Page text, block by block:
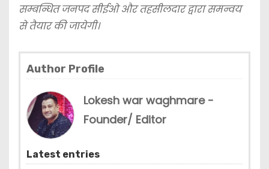
सम्बन्धित जनपद सीईओ और तहसीलदार द्वारा समन्वय
से तैयार की जायेगी।
Author Profile
Lokesh war waghmare -
Founder/ Editor
Latest entries